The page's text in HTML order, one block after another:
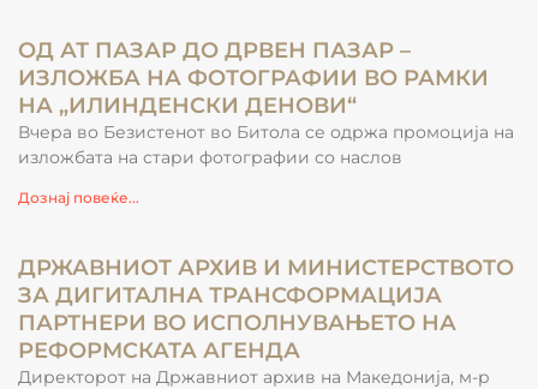
ОД АТ ПАЗАР ДО ДРВЕН ПАЗАР –
ИЗЛОЖБА НА ФОТОГРАФИИ ВО РАМКИ
НА „ИЛИНДЕНСКИ ДЕНОВИ“
Вчера во Безистенот во Битола се одржа промоција на
изложбата на стари фотографии со наслов
Дознај повеќе...
ДРЖАВНИОТ АРХИВ И МИНИСТЕРСТВОТО
ЗА ДИГИТАЛНА ТРАНСФОРМАЦИЈА
ПАРТНЕРИ ВО ИСПОЛНУВАЊЕТО НА
РЕФОРМСКАТА АГЕНДА
Директорот на Државниот архив на Македонија, м-р